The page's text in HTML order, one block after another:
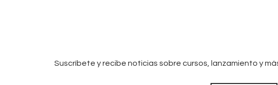
Suscríbete y recibe noticias sobre cursos, lanzamiento y